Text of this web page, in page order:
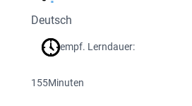
Deutsch
empf. Lerndauer:
155Minuten